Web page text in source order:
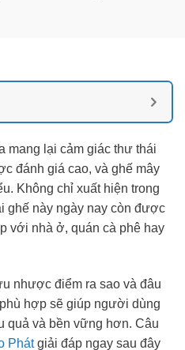
mang lại cảm giác thư thái
đánh giá cao, và ghế mây
Không chỉ xuất hiện trong
ghế này ngày nay còn được
với nhà ở, quán cà phê hay
nhược điểm ra sao và đâu
hợp sẽ giúp người dùng
quả và bền vững hơn. Câu
Phátgiải đáp ngay sau đây